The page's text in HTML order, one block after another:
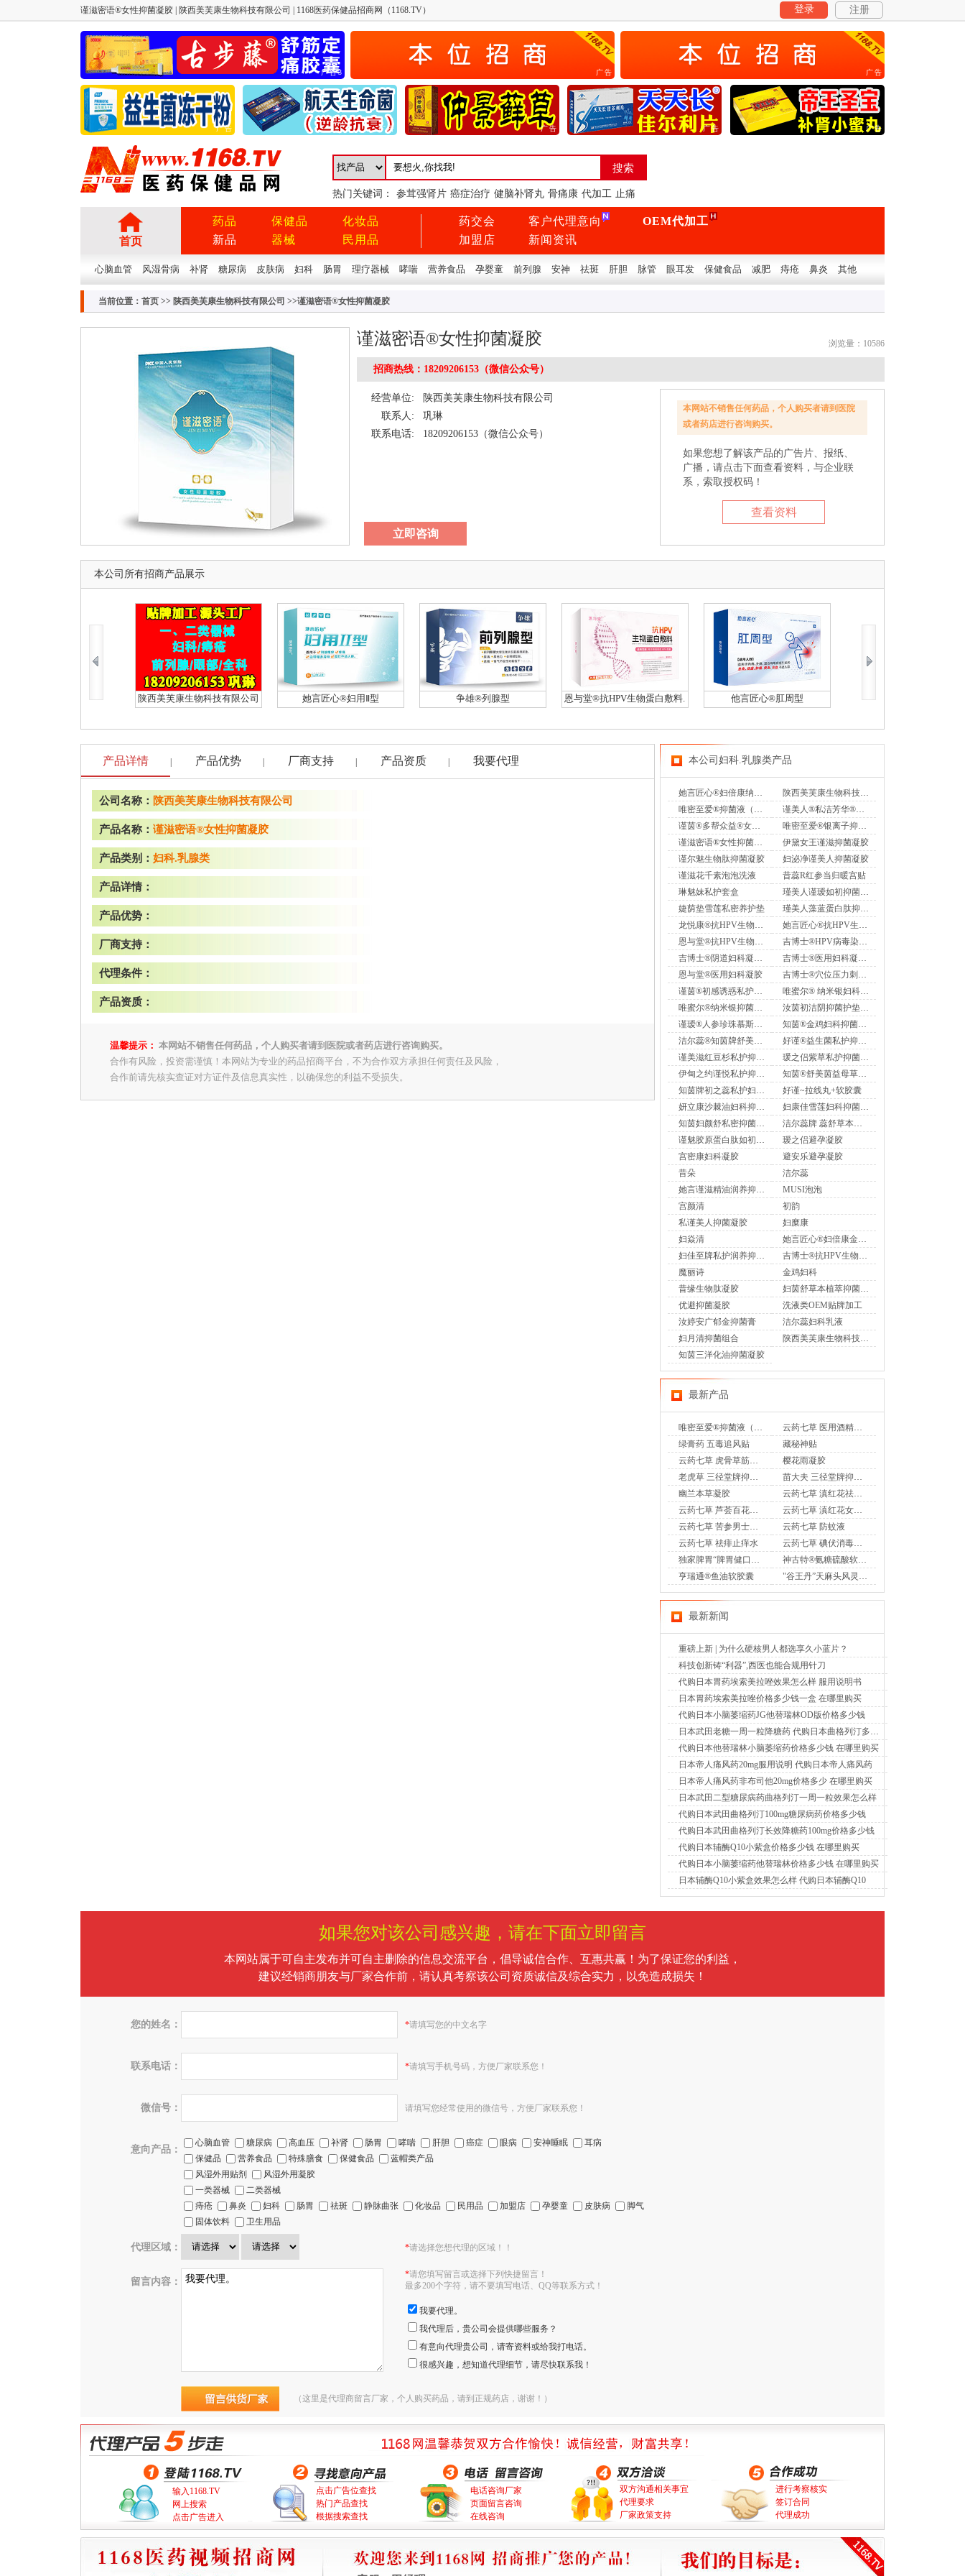
谨滋密语®女性抑菌凝胶 | 陕西美芙康生物科技有限公司 | 1168医药保健品招商网（1168.TV） 登录 注册
广告3 广告 广告
广告 广告 广告 广告 广告
热门关键词： 参茸强肾片 癌症治疗 健脑补肾丸 骨痛康 代加工 止痛
首页
药品
新品
保健品
器械
化妆品
民用品
药交会
加盟店
客户代理意向
新闻资讯
OEM代加工
心脑血管 风湿骨病 补肾 糖尿病 皮肤病 妇科 肠胃 理疗器械 哮喘 营养食品 孕婴童 前列腺 安神 祛斑 肝胆 脉管 眼耳发 保健食品 减肥 痔疮 鼻炎 其他
当前位置： 首页 >> 陕西美芙康生物科技有限公司 >>谨滋密语®女性抑菌凝胶
谨滋密语®女性抑菌凝胶 浏览量：10586
招商热线：18209206153（微信公众号）
经营单位:
陕西美芙康生物科技有限公司
联系人:
巩琳
联系电话:
18209206153（微信公众号）
立即咨询
本网站不销售任何药品，个人购买者请到医院
或者药店进行咨询购买。
如果您想了解该产品的广告片、报纸、
广播，请点击下面查看资料，与企业联
系，索取授权码！
查看资料
本公司所有招商产品展示
陕西美芙康生物科技有限公司 她言匠心®妇用Ⅱ型 争雄®列腺型 恩与堂®抗HPV生物蛋白敷料. 他言匠心®肛周型
产品详情 产品优势 厂商支持 产品资质 我要代理
公司名称： 陕西美芙康生物科技有限公司
产品名称： 谨滋密语®女性抑菌凝胶
产品类别： 妇科.乳腺类
产品详情：
产品优势：
厂商支持：
代理条件：
产品资质：
温馨提示： 本网站不销售任何药品，个人购买者请到医院或者药店进行咨询购买。
合作有风险，投资需谨慎！本网站为专业的药品招商平台，不为合作双方承担任何责任及风险，
合作前请先核实查证对方证件及信息真实性，以确保您的利益不受损失。
本公司妇科.乳腺类产品
她言匠心®妇倍康纳米银抑菌凝胶（专利）
陕西美芙康生物科技有限公司.
唯密至爱®抑菌液（专利妇科乳液香奢洗液）
谨美人®私洁芳华®女性抑菌凝胶
谨茵®多帮众益®女性抑菌凝胶
唯密至爱®银离子抑菌凝胶
谨滋密语®女性抑菌凝胶
伊黛女王谨滋抑菌凝胶
谨尔魅生物肽抑菌凝胶
妇泌净谨美人抑菌凝胶
谨滋花千素泡泡洗液
昔蕊R红参当归暖宫贴
琳魅妹私护套盒
瑾美人谨瑷如初抑菌套盒
婕荫垫雪莲私密养护垫
瑾美人藻蓝蛋白肽抑菌凝胶
龙悦康®抗HPV生物蛋白敷料
她言匠心®抗HPV生物蛋白敷料.
恩与堂®抗HPV生物蛋白敷料
吉博士®HPV病毒染色试剂Ⅰ型
吉博士®阴道妇科凝胶-外用
吉博士®医用妇科凝胶-外用
恩与堂®医用妇科凝胶
吉博士®穴位压力刺激贴-小腹I型
谨茵®初感诱惑私护抑菌软凝胶
唯蜜尔® 纳米银妇科洗液
唯蜜尔®纳米银抑菌凝胶
汝茵初洁阴抑菌护垫雪莲贴
谨瑷®人参珍珠慕斯泡泡抑菌液.
知茵®金鸡妇科抑菌凝胶.
洁尔蕊®知茵牌舒美茵益母草妇科凝胶
好谨®益生菌私护抑菌凝胶
谨美滋红豆杉私护抑菌凝胶妇科凝胶
瑗之侣紫草私护抑菌凝胶妇科凝胶
伊甸之约谨悦私护抑菌套盒
知茵®舒美茵益母草抑菌凝胶.
知茵牌初之蕊私护妇科凝胶
好谨~拉线丸+软胶囊
妍立康沙棘油妇科抑菌凝胶
妇康佳雪莲妇科抑菌凝胶
知茵妇颜舒私密抑菌凝胶妇科凝胶
洁尔蕊牌 蕊舒草本妇科抑菌膏
谨魅胶原蛋白肽如初抑菌凝胶+初红润抑菌凝露
瑷之侣避孕凝胶
宫密康妇科凝胶
避安乐避孕凝胶
昔朵
洁尔蕊
她言谨滋精油润养抑菌凝胶妇科凝胶
MUSI泡泡
宫颜清
初韵
私谨美人抑菌凝胶
妇糜康
妇焱清
她言匠心®妇倍康金花茶香奢护理抑菌液
妇佳至牌私护润养抑菌凝胶妇科凝胶
吉博士®抗HPV生物蛋白敷料.
魔丽诗
金鸡妇科
昔缘生物肽凝胶
妇茵舒草本植萃抑菌洗剂
优避抑菌凝胶
洗液类OEM贴牌加工
汝婷安广郁金抑菌膏
洁尔蕊妇科乳液
妇月清抑菌组合
陕西美芙康生物科技有限公司6
知茵三洋化油抑菌凝胶
最新产品
唯密至爱®抑菌液（专利妇科乳液香奢洗液）
云药七草 医用酒精消毒液
绿膏药 五毒追风贴
藏秘神贴
云药七草 虎骨草筋骨通 远红外治疗贴
樱花雨凝胶
老虎草 三径堂牌抑菌膏
苗大夫 三径堂牌抑菌乳膏
幽兰本草凝胶
云药七草 滇红花祛味凝胶
云药七草 芦荟百花凝胶
云药七草 滇红花女士护理液
云药七草 苦参男士护理液
云药七草 防蚊液
云药七草 祛痱止痒水
云药七草 碘伏消毒液喷剂
独家脾胃“脾胃健口服液”OTC
神古特®氨糖硫酸软骨素酪蛋白磷酸肽片
亨瑞通®鱼油软胶囊
"谷王丹”天麻头风灵胶囊OTC
最新新闻
重磅上新 | 为什么硬核男人都选享久小蓝片？
科技创新铸“利器”,西医也能合规用针刀
代购日本胃药埃索美拉唑效果怎么样 服用说明书
日本胃药埃索美拉唑价格多少钱一盒 在哪里购买
代购日本小脑萎缩药JG他替瑞林OD版价格多少钱
日本武田老糖一周一粒降糖药 代购日本曲格列汀多少钱
代购日本他替瑞林小脑萎缩药价格多少钱 在哪里购买
日本帝人痛风药20mg服用说明 代购日本帝人痛风药
日本帝人痛风药非布司他20mg价格多少 在哪里购买
日本武田二型糖尿病药曲格列汀一周一粒效果怎么样
代购日本武田曲格列汀100mg糖尿病药价格多少钱
代购日本武田曲格列汀长效降糖药100mg价格多少钱
代购日本辅酶Q10小紫盒价格多少钱 在哪里购买
代购日本小脑萎缩药他替瑞林价格多少钱 在哪里购买
日本辅酶Q10小紫盒效果怎么样 代购日本辅酶Q10
如果您对该公司感兴趣，请在下面立即留言
本网站属于可自主发布并可自主删除的信息交流平台，倡导诚信合作、互惠共赢！为了保证您的利益，
建议经销商朋友与厂家合作前，请认真考察该公司资质诚信及综合实力，以免造成损失！
您的姓名： *请填写您的中文名字
联系电话： *请填写手机号码，方便厂家联系您！
微信号： 请填写您经常使用的微信号，方便厂家联系您！
意向产品：
心脑血管 糖尿病 高血压 补肾 肠胃 哮喘 肝胆 癌症 眼病 安神睡眠
耳病
保健品
营养食品 特殊膳食 保健食品
蓝帽类产品
风湿外用贴剂
风湿外用凝胶
一类器械
二类器械
痔疮
鼻炎 妇科 肠胃 祛斑 静脉曲张 化妆品 民用品 加盟店 孕婴童 皮肤病
脚气
固体饮料
卫生用品
代理区域： *请选择您想代理的区域！！
留言内容：
*请您填写留言或选择下列快捷留言！
最多200个字符，请不要填写电话、QQ等联系方式！
我要代理。
我代理后，贵公司会提供哪些服务？
有意向代理贵公司，请寄资料或给我打电话。
很感兴趣，想知道代理细节，请尽快联系我！
（这里是代理商留言厂家，个人购买药品，请到正规药店，谢谢！）
输入1168.TV
网上搜索
点击广告进入
点击广告位查找
热门产品查找
根据搜索查找
电话咨询厂家
页面留言咨询
在线咨询
双方沟通相关事宜
代理要求
厂家政策支持
进行考察核实
签订合同
代理成功